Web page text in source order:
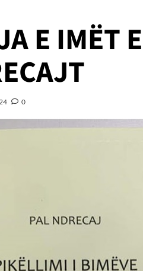
E IMËT
0